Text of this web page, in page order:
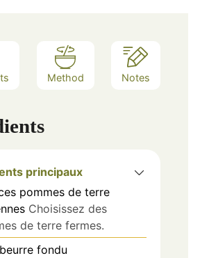
Method Notes
principaux
pommes de terre
Choisissez des
de terre fermes.
beurre fondu